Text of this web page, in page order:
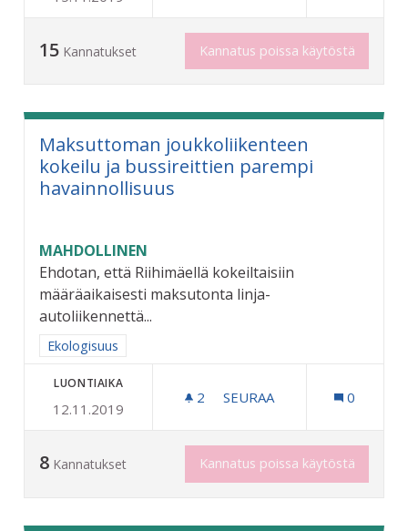
15 Kannatukset Kannatus poissa käytöstä
Maksuttoman joukkoliikenteen
kokeilu ja bussireittien parempi
havainnollisuus
MAHDOLLINEN
Ehdotan, että Riihimäellä kokeiltaisiin
määräaikaisesti maksutonta linja-
autoliikennettä...
Rajaa tulokset aihepiirin mukaan: Ekologisuus
Ekologisuus
LUONTIAIKA
12.11.2019
2 2 SEURAAJAA
SEURAA 0
8 Kannatukset Kannatus poissa käytöstä